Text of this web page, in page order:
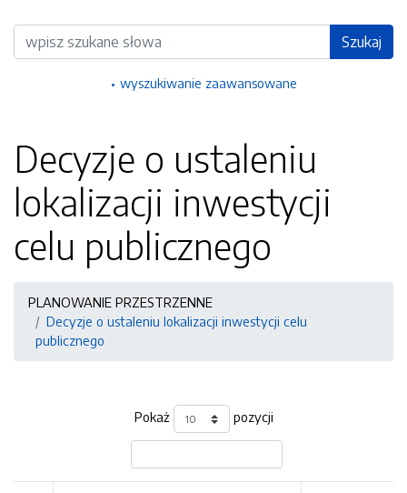
Wyszukiwarka Szukaj
wyszukiwanie zaawansowane
Decyzje o ustaleniu
lokalizacji inwestycji
celu publicznego
PLANOWANIE PRZESTRZENNE
Decyzje o ustaleniu lokalizacji inwestycji celu
publicznego
Pokaż pozycji